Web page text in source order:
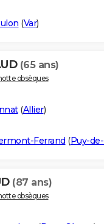
(Var)
(65 ans)
obsèques
(Allier)
Ferrand (Puy-
(87 ans)
obsèques